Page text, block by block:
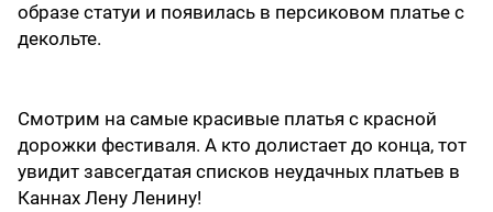
образе статуи и появилась в персиковом платье с
декольте.
Смотрим на самые красивые платья с красной
дорожки фестиваля. А кто долистает до конца, тот
увидит завсегдатая списков неудачных платьев в
Каннах Лену Ленину!